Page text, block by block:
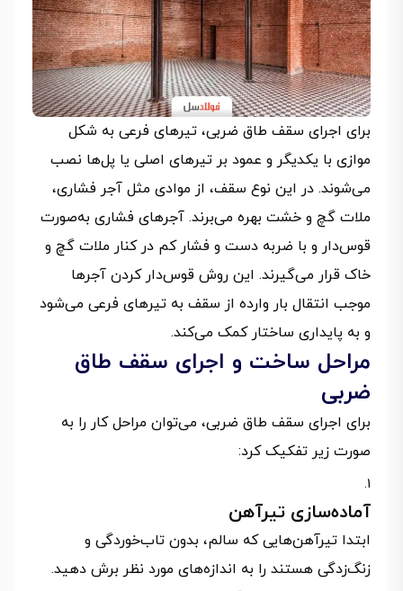
برای اجرای سقف طاق ضربی، تیرهای فرعی به شکل
موازی با یکدیگر و عمود بر تیرهای اصلی یا پل‌ها نصب
می‌شوند. در این نوع سقف، از موادی مثل آجر فشاری،
ملات گچ و خشت بهره می‌برند. آجرهای فشاری به‌صورت
قوس‌دار و با ضربه دست و فشار کم در کنار ملات گچ و
خاک قرار می‌گیرند. این روش قوس‌دار کردن آجرها
موجب انتقال بار وارده از سقف به تیرهای فرعی می‌شود
و به پایداری ساختار کمک می‌کند.
مراحل ساخت و اجرای سقف طاق
ضربی
برای اجرای سقف طاق ضربی، می‌توان مراحل کار را به
صورت زیر تفکیک کرد:
آماده‌سازی تیرآهن‌
ابتدا تیرآهن‌هایی که سالم، بدون تاب‌خوردگی و
زنگ‌زدگی هستند را به اندازه‌های مورد نظر برش دهید.